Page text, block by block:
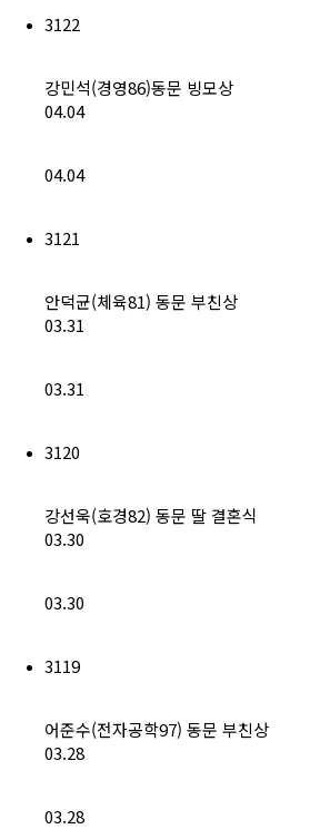
행사안내
동문우대업체
3122
강민석(경영86)동문 빙모상
04.04
04.04
3121
안덕균(체육81) 동문 부친상
03.31
03.31
3120
강선욱(호경82) 동문 딸 결혼식
03.30
03.30
3119
어준수(전자공학97) 동문 부친상
03.28
03.28